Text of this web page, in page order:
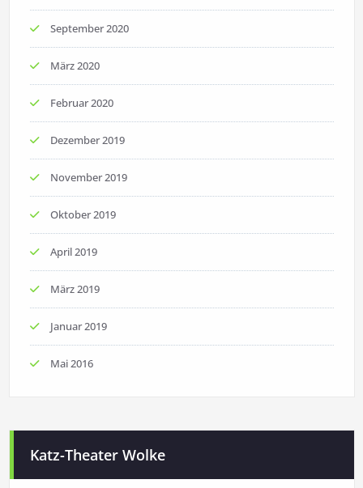
September 2020
März 2020
Februar 2020
Dezember 2019
November 2019
Oktober 2019
April 2019
März 2019
Januar 2019
Mai 2016
Katz-Theater Wolke